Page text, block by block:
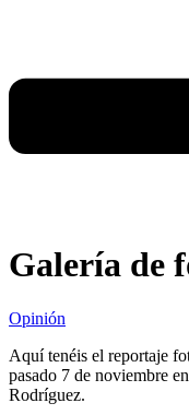
Galería de
Opinión
Aquí tenéis el reportaje
pasado 7 de noviembre
Rodríguez.